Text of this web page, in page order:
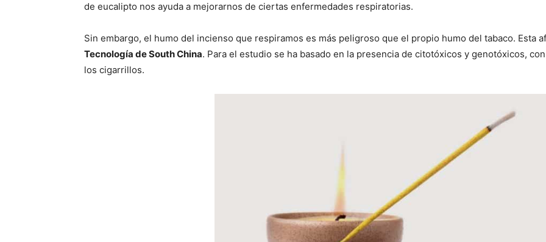
de eucalipto nos ayuda a mejorarnos de ciertas enfermedades respiratorias.
Sin embargo, el humo del incienso que respiramos es más peligroso que el propio humo del tabaco. Esta
Tecnología de South China. Para el estudio se ha basado en la presencia de citotóxicos y genotóxicos,
los cigarrillos.